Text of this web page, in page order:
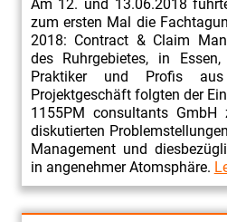
Am 12. und 13.06.2018
zum ersten Mal die
2018: Contract & Claim
des Ruhrgebietes, in
Praktiker und Profis
Projektgeschäft folgten der
1155PM consultants GmbH
diskutierten
Management und
in angenehmer Atomsphäre.